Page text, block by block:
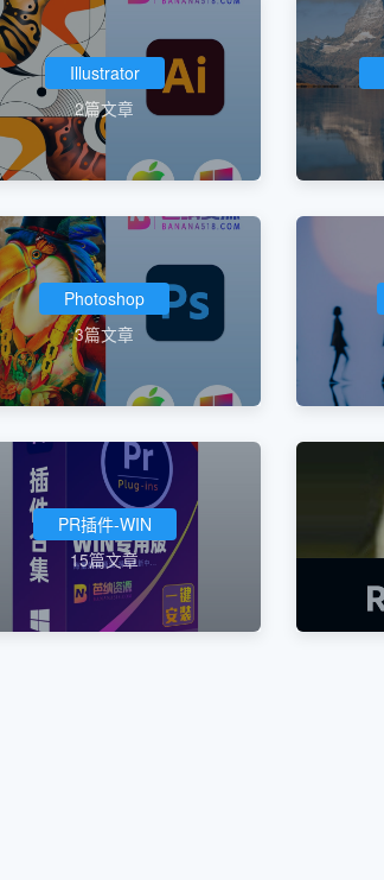
Illustrator
2篇文章
Photoshop
3篇文章
PR插件-WIN
15篇文章